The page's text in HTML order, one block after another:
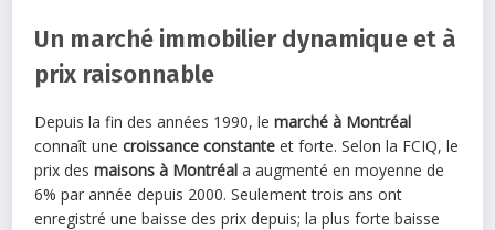
Un marché immobilier dynamique et à
prix raisonnable
Depuis la fin des années 1990, lemarché à Montréal
connaît unecroissance constante et forte. Selon la FCIQ, le
prix desmaisons à Montréal a augmenté en moyenne de
6% par année depuis 2000. Seulement trois ans ont
enregistré une baisse des prix depuis; la plus forte baisse